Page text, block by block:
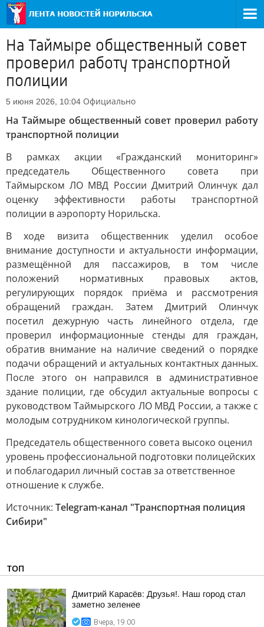
На Таймыре общественный совет
проверил работу транспортной
полиции
5 июня 2026, 10:04 Официально
На Таймыре общественный совет проверил работу
транспортной полиции
В рамках акции «Гражданский мониторинг»
председатель Общественного совета при
Таймырском ЛО МВД России Дмитрий Олинчук дал
оценку эффективности работы транспортной
полиции в аэропорту Норильска.
В ходе визита общественник уделил особое
внимание доступности и актуальности информации,
размещённой для пассажиров, в том числе
положений нормативных правовых актов,
регулирующих порядок приёма и рассмотрения
обращений граждан. Затем Дмитрий Олинчук
посетил дежурную часть линейного отдела, где
проверил информационные стенды для граждан,
обратив внимание на наличие сведений о порядке
подачи обращений и актуальных контактных данных.
После этого он направился в административное
здание полиции, где обсудил актуальные вопросы с
руководством Таймырского ЛО МВД России, а также с
молодым сотрудником кинологической группы.
Председатель общественного совета высоко оценил
уровень профессиональной подготовки полицейских
и поблагодарил личный состав за ответственное
отношение к службе.
Источник: Telegram-канал "Транспортная полиция
Сибири"
ТОП
Дмитрий Карасёв: Друзья!. Наш город стал
заметно зеленее
Вчера, 19:00